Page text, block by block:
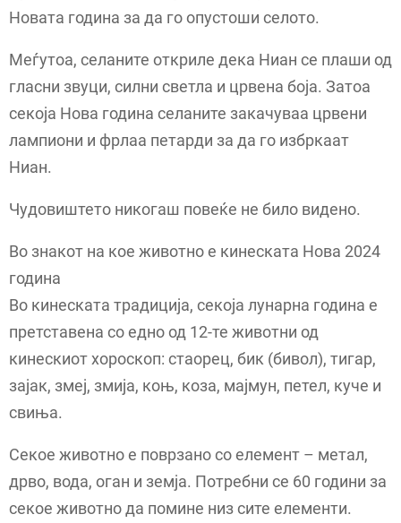
Новата година за да го опустоши селото.
Меѓутоа, селаните откриле дека Ниан се плаши од
гласни звуци, силни светла и црвена боја. Затоа
секоја Нова година селаните закачуваа црвени
лампиони и фрлаа петарди за да го избркаат
Ниан.
Чудовиштето никогаш повеќе не било видено.
Во знакот на кое животно е кинеската Нова 2024
година
Во кинеската традиција, секоја лунарна година е
претставена со едно од 12-те животни од
кинескиот хороскоп: стаорец, бик (бивол), тигар,
зајак, змеј, змија, коњ, коза, мајмун, петел, куче и
свиња.
Секое животно е поврзано со елемент – метал,
дрво, вода, оган и земја. Потребни се 60 години за
секое животно да помине низ сите елементи.